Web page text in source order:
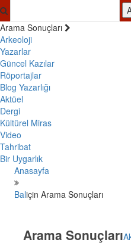
Arama Sonuçları
Arkeoloji
Yazarlar
Güncel Kazılar
Röportajlar
Blog Yazarlığı
Aktüel
Dergi
Kültürel Miras
Video
Tahribat
Bir Uygarlık
Anasayfa
Baliçin Arama Sonuçları
Arama Sonuçları